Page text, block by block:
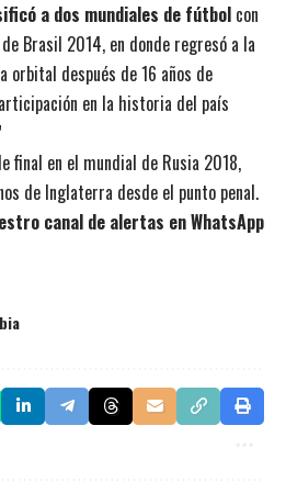
a dos mundiales de fútbol con
Brasil 2014, en donde regresó a la
orbital después de 16 años de
en la historia del país
final en el mundial de Rusia 2018,
de Inglaterra desde el punto penal.
canal de alertas en WhatsApp